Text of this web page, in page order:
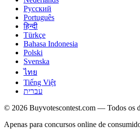
Русский
Português
हिन्दी
Türkçe
Bahasa Indonesia
Polski
Svenska
ไทย
Tiếng Việt
עברית
© 2026 Buyvotescontest.com — Todos os
Apenas para concursos online de